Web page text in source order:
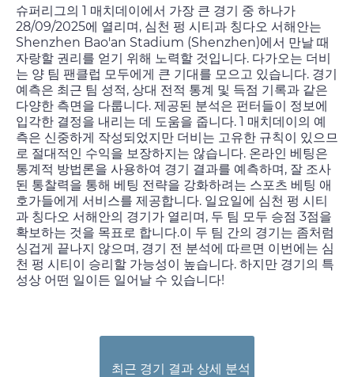
슈퍼리그의 1 매치데이에서 가장 큰 경기 중 하나가
28/09/2025에 열리며, 심천 펑 시티과 칭다오 서해안는
Shenzhen Bao'an Stadium (Shenzhen)에서 만날 때
자랑할 권리를 얻기 위해 노력할 것입니다. 다가오는 더비
는 양 팀 팬클럽 모두에게 큰 기대를 모으고 있습니다. 경기
예측은 최근 팀 성적, 상대 전적 통계 및 득점 기록과 같은
다양한 측면을 다룹니다. 제공된 분석은 펀터들이 정보에
입각한 결정을 내리는 데 도움을 줍니다. 1 매치데이의 예
측은 신중하게 작성되었지만 더비는 고유한 규칙이 있으므
로 절대적인 수익을 보장하지는 않습니다. 온라인 베팅은
통계적 방법론을 사용하여 경기 결과를 예측하며, 잘 조사
된 통찰력을 통해 베팅 전략을 강화하려는 스포츠 베팅 애
호가들에게 서비스를 제공합니다. 일요일에 심천 펑 시티
과 칭다오 서해안의 경기가 열리며, 두 팀 모두 승점 3점을
확보하는 것을 목표로 합니다.이 두 팀 간의 경기는 좀처럼
싱겁게 끝나지 않으며, 경기 전 분석에 따르면 이번에는 심
천 펑 시티이 승리할 가능성이 높습니다. 하지만 경기의 특
성상 어떤 일이든 일어날 수 있습니다!
최근 경기 결과 상세 분석